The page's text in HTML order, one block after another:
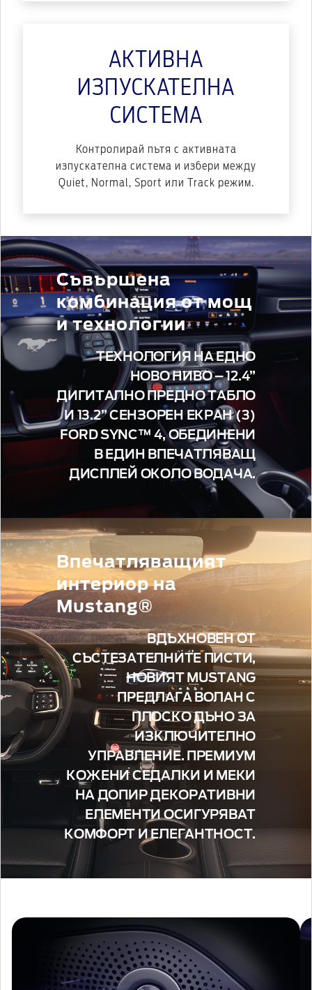
АКТИВНА
ИЗПУСКАТЕЛНА
СИСТЕМА
Контролирай пътя с активната
изпускателна система и избери между
Quiet, Normal, Sport или Track режим.
Съвършена
комбинация от мощ
и технологии
ТЕХНОЛОГИЯ НА ЕДНО
НОВО НИВО – 12.4”
ДИГИТАЛНО ПРЕДНО ТАБЛО
И 13.2” СЕНЗОРЕН ЕКРАН (3)
FORD SYNC™ 4, ОБЕДИНЕНИ
В ЕДИН ВПЕЧАТЛЯВАЩ
ДИСПЛЕЙ ОКОЛО ВОДАЧА.
Впечатляващият
интериор на
Mustang®
ВДЪХНОВЕН ОТ
СЪСТЕЗАТЕЛНИТЕ ПИСТИ,
НОВИЯТ MUSTANG
ПРЕДЛАГА ВОЛАН С
ПЛОСКО ДЪНО ЗА
ИЗКЛЮЧИТЕЛНО
УПРАВЛЕНИЕ. ПРЕМИУМ
КОЖЕНИ СЕДАЛКИ И МЕКИ
НА ДОПИР ДЕКОРАТИВНИ
ЕЛЕМЕНТИ ОСИГУРЯВАТ
КОМФОРТ И ЕЛЕГАНТНОСТ.